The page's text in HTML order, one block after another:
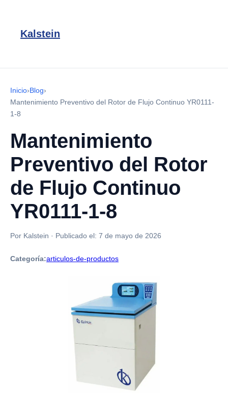
Kalstein
Inicio›Blog›
Mantenimiento Preventivo del Rotor de Flujo Continuo YR0111-
1-8
Mantenimiento
Preventivo del Rotor
de Flujo Continuo
YR0111-1-8
Por Kalstein · Publicado el: 7 de mayo de 2026
Categoría:articulos-de-productos